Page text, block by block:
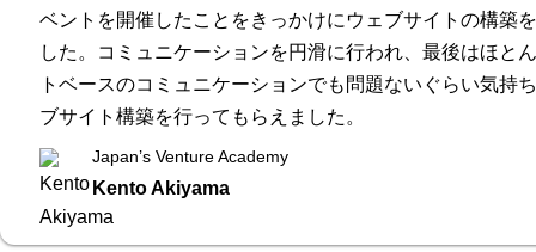
ベントを開催したことをきっかけにウェブサイトの構築
した。コミュニケーションを円滑に行われ、最後はほと
トベースのコミュニケーションでも問題ないぐらい気持
ブサイト構築を行ってもらえました。
Japan’s Venture Academy
Kento Akiyama